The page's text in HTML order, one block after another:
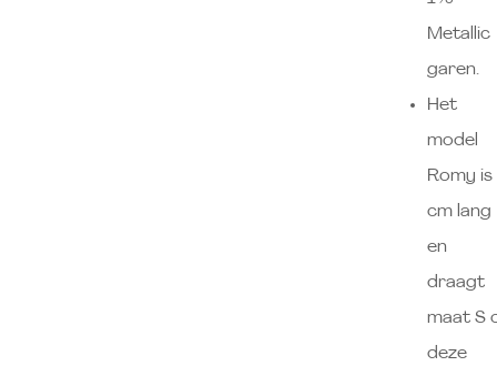
Metallic
garen.
Het
model
Romy is
cm lang
en
draagt
maat S
deze